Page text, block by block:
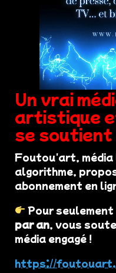
Un vrai
artistique
se soutient
Foutou'art, média
algorithme,
abonnement en
Pour seulement
par an, vous
média engagé !
https://